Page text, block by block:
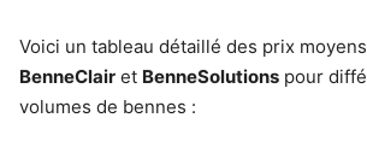
Voici un tableau détaillé des prix
BenneClair et BenneSolutions pour
volumes de bennes :